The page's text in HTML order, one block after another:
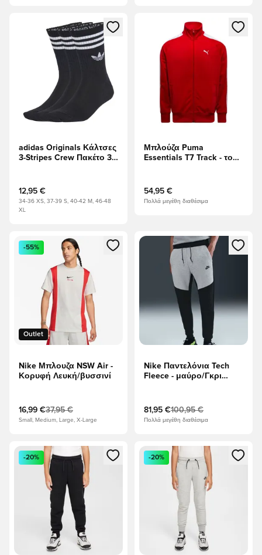
Ανοίγει ένα Modal για να συνδεθείτε ή να εγγραφείτε ως
adidas Originals Κάλτσες
3-Stripes Crew Πακέτο 3 -
12,95 €
34-36 XS, 37-39 S, 40-42 M, 46-48
XL
Ανοίγει ένα Modal για να
Μπλούζα Puma
Essentials T7 Track - το
54,95 €
Πολλά μεγέθη διαθέσιμα
Ανοίγει ένα Modal για να συνδεθείτε ή να εγγραφείτε ως
Outlet
-55%
Nike Μπλουζα NSW Air -
Κορυφή Λευκή/βυσσινί
16,99 €37,95 €
Small, Medium, Large, X-Large
Ανοίγει ένα Modal για να
Nike Παντελόνια Tech
Fleece - μαύρο/Γκρι
81,95 €100,95 €
Πολλά μεγέθη διαθέσιμα
Ανοίγει ένα Modal για να συνδεθείτε ή να εγγραφείτε ως
-20%
Ανοίγει ένα Modal για να
-20%